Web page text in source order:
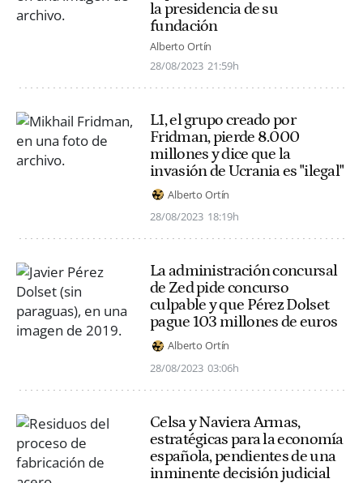
la presidencia de su
fundación
Alberto Ortín
28/08/2023 21:59h
L1, el grupo creado por
Fridman, pierde 8.000
millones y dice que la
invasión de Ucrania es "ilegal"
Alberto Ortín
28/08/2023 18:19h
La administración concursal
de Zed pide concurso
culpable y que Pérez Dolset
pague 103 millones de euros
Alberto Ortín
28/08/2023 03:06h
Celsa y Naviera Armas,
estratégicas para la economía
española, pendientes de una
inminente decisión judicial